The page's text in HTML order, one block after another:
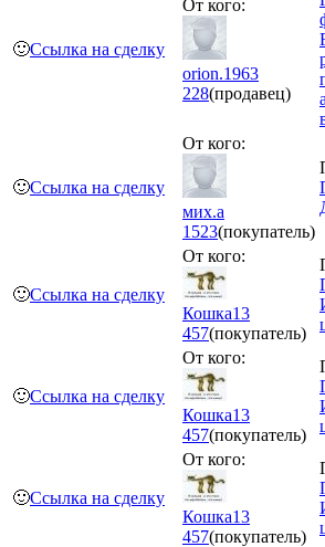
🙂Ссылка на сделку
От кого:
orion.1963
228(продавец)
🙂Ссылка на сделку
От кого:
мих.а
1523(покупатель)
🙂Ссылка на сделку
От кого:
Кошка13
457(покупатель)
🙂Ссылка на сделку
От кого:
Кошка13
457(покупатель)
🙂Ссылка на сделку
От кого:
Кошка13
457(покупатель)